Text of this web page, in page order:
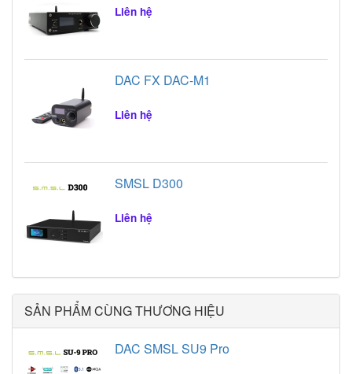
Liên hệ
DAC FX DAC-M1
Liên hệ
SMSL D300
Liên hệ
SẢN PHẨM CÙNG THƯƠNG HIỆU
DAC SMSL SU9 Pro